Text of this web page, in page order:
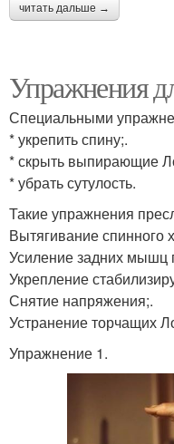
читать дальше →
Упражнения
Специальными
* укрепить спину;.
* скрыть выпирающие
* убрать сутулость.
Такие упражнения
Вытягивание спинного
Усиление задних мышц
Укрепление
Снятие напряжения;.
Устранение торчащих
Упражнение 1.